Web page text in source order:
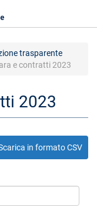
trasparente
e contratti 2023
2023
in formato CSV